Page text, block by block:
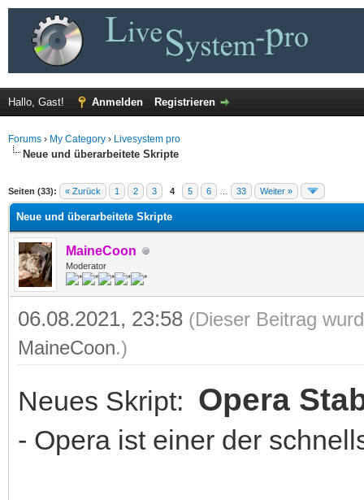
Hallo, Gast! Anmelden Registrieren
Forums › My Category › Livesystem pro
Neue und überarbeitete Skripte
Seiten (33): « Zurück 1 2 3 4 5 6 33 Weiter »
Durchschnitt
Neue und überarbeitete Skripte
MaineCoon
Moderator
06.08.2021, 23:58 (Dieser Beitrag
MaineCoon.)
Neues Skript: Opera
- Opera ist einer der